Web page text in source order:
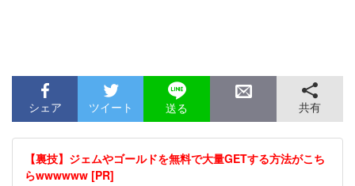
シェア ツイート 送る 共有
【裏技】ジェムやゴールドを無料で大量GETする方法がこち
らwwwwww [PR]